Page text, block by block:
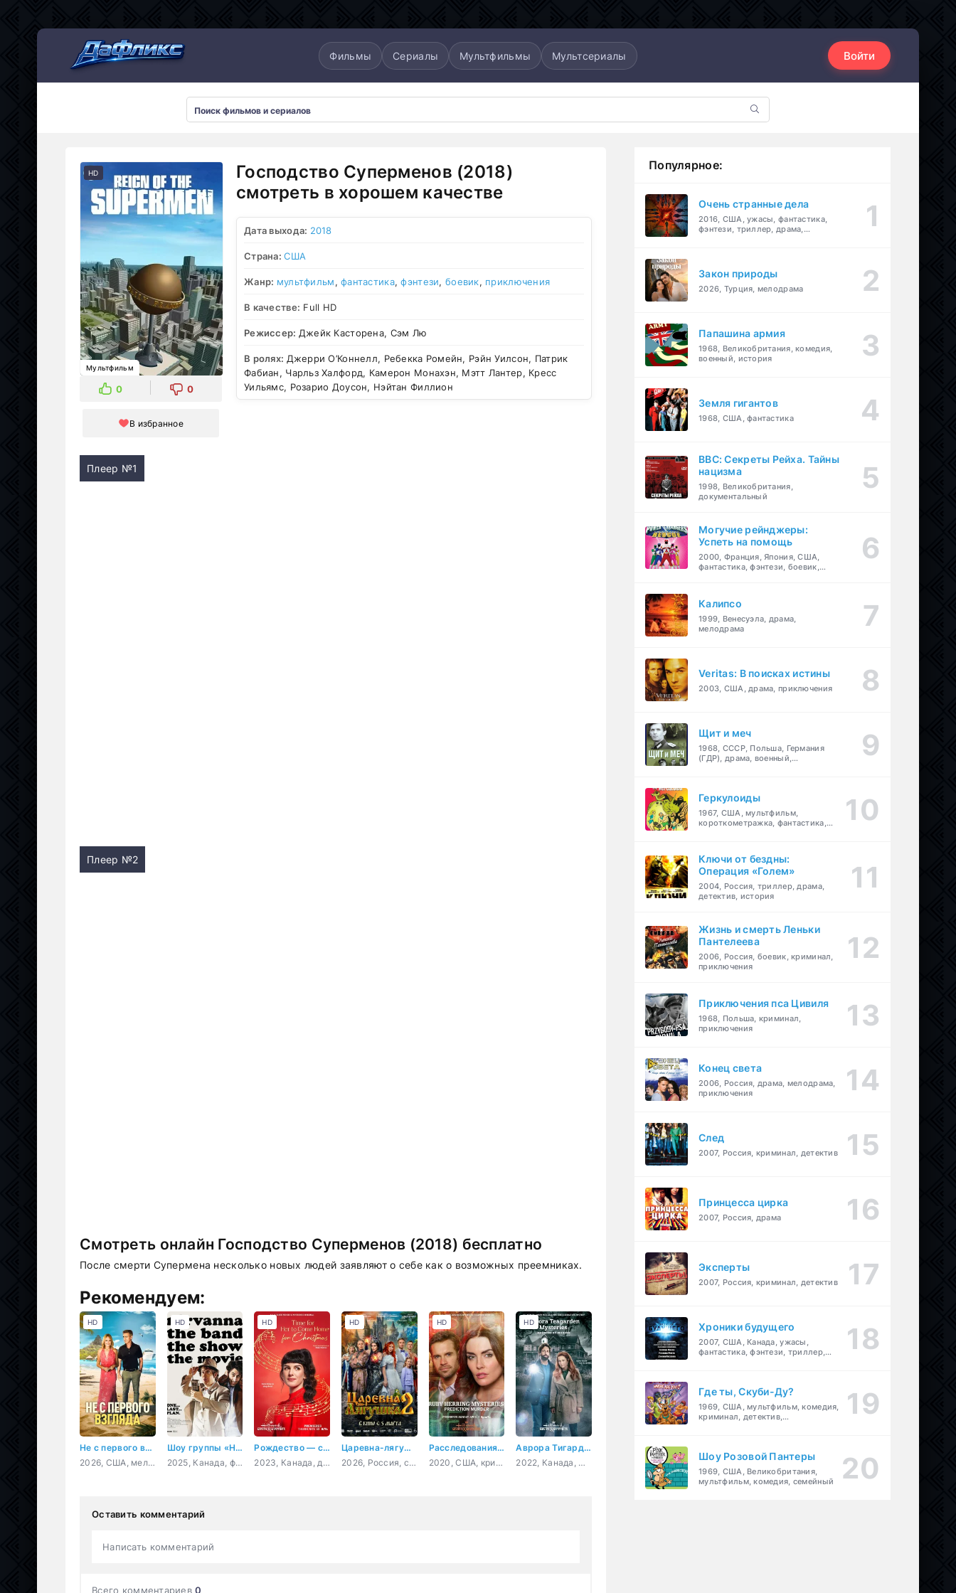
Фильмы Сериалы Мультфильмы Мультсериалы Войти
HD
Мультфильм
0 0
В избранное
Господство Суперменов (2018)
смотреть в хорошем качестве
Дата выхода: 2018
Страна:США
Жанр: мультфильм,фантастика,фэнтези, боевик, приключения
В качестве: Full HD
Режиссер: Джейк Касторена, Сэм Лю
В ролях: Джерри О’Коннелл, Ребекка Ромейн, Рэйн Уилсон, Патрик
Фабиан, Чарльз Халфорд, Камерон Монахэн, Мэтт Лантер, Кресс
Уильямс, Розарио Доусон, Нэйтан Филлион
Плеер №1
Плеер №2
Смотреть онлайн Господство Суперменов (2018) бесплатно
После смерти Супермена несколько новых людей заявляют о себе как о возможных преемниках.
Рекомендуем:
Не с первого взгляда
2026, США, мелодрама, комедия
HD
Шоу группы «Нирванна». Фильм
2025, Канада, фантастика, комедия, приключения
HD
Рождество — самое время вернуться домой
2023, Канада, драма, мелодрама
HD
Царевна-лягушка 2
2026, Россия, семейный, приключения, фэнтези
HD
Расследования Руби Херринг: Предсказание убийства
2020, США, криминал, детектив
HD
Аврора Тигарден: дом с привидением
2022, Канада, США, криминал, детектив
HD
Оставить комментарий
Написать комментарий
Всего комментариев0
Популярное:
Очень странные дела
2016, США, ужасы, фантастика,
фэнтези, триллер, драма,
Закон природы
2026, Турция, мелодрама
Папашина армия
1968, Великобритания, комедия,
военный, история
Земля гигантов
1968, США, фантастика
BBC: Секреты Рейха. Тайны
нацизма
1998, Великобритания,
документальный
Могучие рейнджеры:
Успеть на помощь
2000, Франция, Япония, США,
фантастика, фэнтези, боевик,
Калипсо
1999, Венесуэла, драма,
мелодрама
Veritas: В поисках истины
2003, США, драма, приключения
Щит и меч
1968, СССР, Польша, Германия
(ГДР), драма, военный,
Геркулоиды
1967, США, мультфильм,
короткометражка, фантастика,
Ключи от бездны:
Операция «Голем»
2004, Россия, триллер, драма,
детектив, история
Жизнь и смерть Леньки
Пантелеева
2006, Россия, боевик, криминал,
приключения
Приключения пса Цивиля
1968, Польша, криминал,
приключения
Конец света
2006, Россия, драма, мелодрама,
приключения
След
2007, Россия, криминал, детектив
Принцесса цирка
2007, Россия, драма
Эксперты
2007, Россия, криминал, детектив
Хроники будущего
2007, США, Канада, ужасы,
фантастика, фэнтези, триллер,
Где ты, Скуби-Ду?
1969, США, мультфильм, комедия,
криминал, детектив,
Шоу Розовой Пантеры
1969, США, Великобритания,
мультфильм, комедия, семейный
Мультсериалы